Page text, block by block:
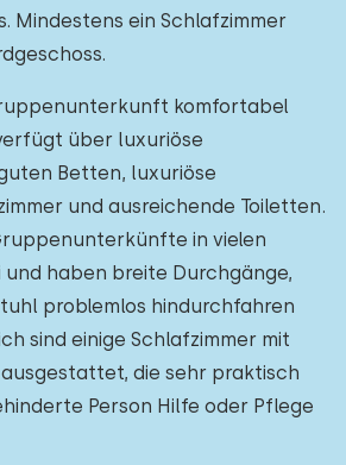
Mindestens ein Schlafzimmer
komfortabel
über luxuriöse
Betten, luxuriöse
und ausreichende Toiletten.
in vielen
haben breite Durchgänge,
problemlos hindurchfahren
sind einige Schlafzimmer mit
die sehr praktisch
Person Hilfe oder Pflege